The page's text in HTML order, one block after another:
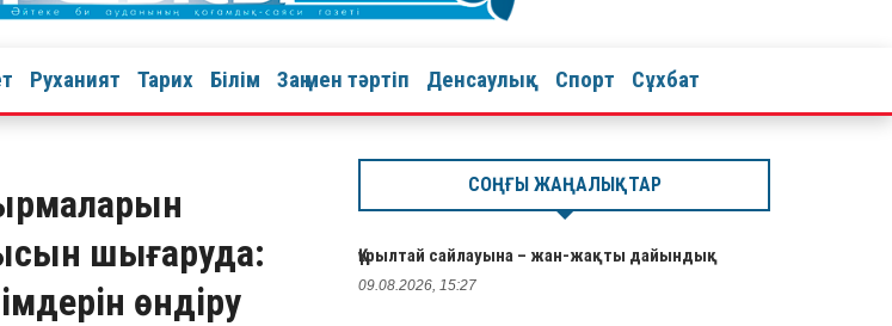
Руханият Тарих Білім Заң мен тәртіп Денсаулық Спорт Сұхбат
шығаруда:
өндіру
СОҢҒЫ ЖАҢАЛЫҚТАР
Құрылтай сайлауына – жан-жақты дайындық
09.08.2026, 15:27